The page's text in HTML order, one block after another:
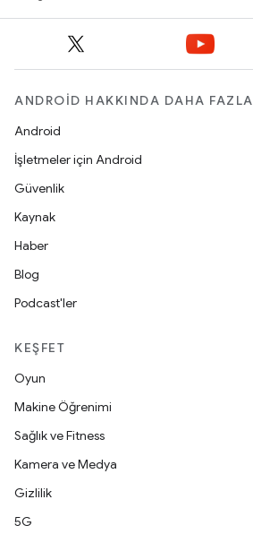
ANDROID HAKKINDA DAHA FAZLA
Android
İşletmeler için Android
Güvenlik
Kaynak
Haber
Blog
Podcast'ler
KEŞFET
Oyun
Makine Öğrenimi
Sağlık ve Fitness
Kamera ve Medya
Gizlilik
5G